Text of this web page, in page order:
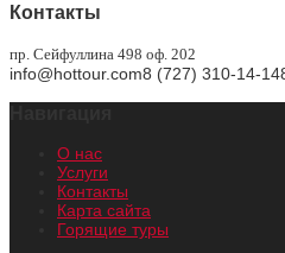
Контакты
пр. Сейфуллина 498 оф. 202
info@hottour.com8 (727) 310-14-14
О нас
Услуги
Контакты
Карта сайта
Горящие туры